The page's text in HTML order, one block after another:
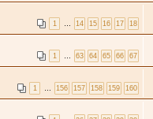
1 14 15 16 17 18
1 63 64 65 66 67
1 156 157 158 159 160